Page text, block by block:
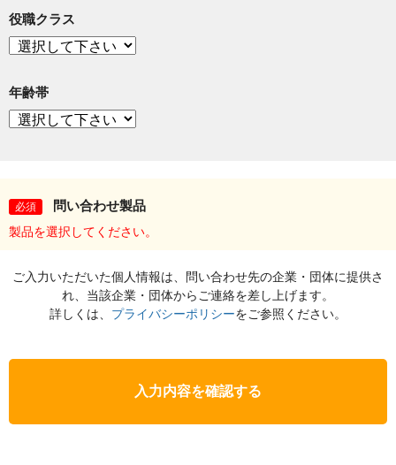
役職クラス
年齢帯
必須 問い合わせ製品
製品を選択してください。
ご入力いただいた個人情報は、問い合わせ先の企業・団体に提供さ
れ、当該企業・団体からご連絡を差し上げます。
詳しくは、 プライバシーポリシーをご参照ください。
入力内容を確認する